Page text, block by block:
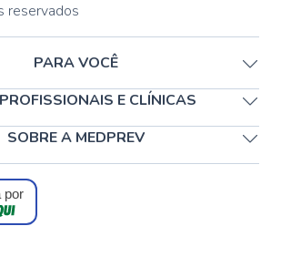
reservados
PARA VOCÊ
E CLÍNICAS
SOBRE A MEDPREV
por